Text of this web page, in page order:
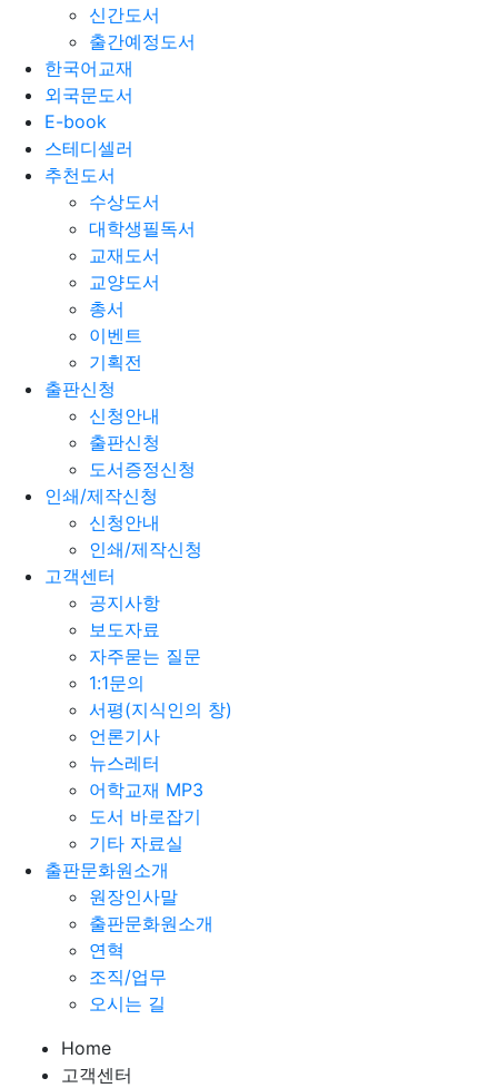
신간도서
출간예정도서
한국어교재
외국문도서
E-book
스테디셀러
추천도서
수상도서
대학생필독서
교재도서
교양도서
총서
이벤트
기획전
출판신청
신청안내
출판신청
도서증정신청
인쇄/제작신청
신청안내
인쇄/제작신청
고객센터
공지사항
보도자료
자주묻는 질문
1:1문의
서평(지식인의 창)
언론기사
뉴스레터
어학교재 MP3
도서 바로잡기
기타 자료실
출판문화원소개
원장인사말
출판문화원소개
연혁
조직/업무
오시는 길
Home
고객센터